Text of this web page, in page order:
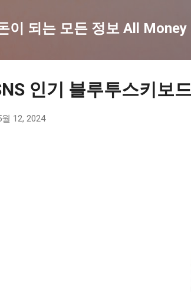
이 되는 모든 정보 All Money
인기 블루투스키보
월 12, 2024